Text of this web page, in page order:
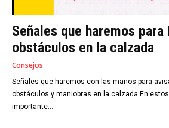
Señales que haremos
obstáculos en la calzada
Consejos
Señales que haremos con las manos para
obstáculos y maniobras en la calzada En
importante...